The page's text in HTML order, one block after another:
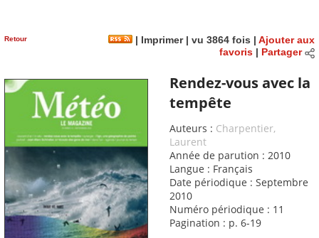
Retour | Imprimer| vu 3864 fois | Ajouter aux
favoris| Partager
Rendez-vous avec la
tempête
Auteurs : Charpentier,
Laurent
Année de parution : 2010
Langue : Français
Date périodique : Septembre
2010
Numéro périodique : 11
Pagination : p. 6-19